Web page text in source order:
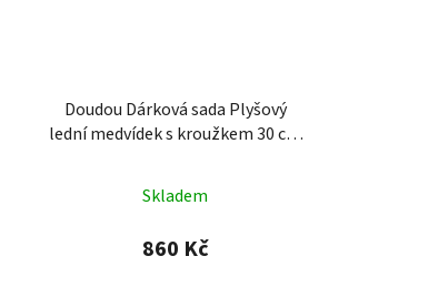
Doudou Dárková sada Plyšový
lední medvídek s kroužkem 30 cm
Skladem
860 Kč